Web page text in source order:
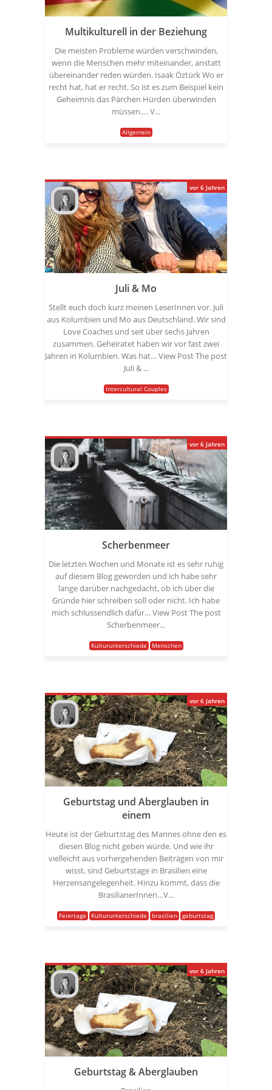
Multikulturell in der Beziehung
Die meisten Probleme würden verschwinden,
wenn die Menschen mehr miteinander, anstatt
übereinander reden würden. Isaak Öztürk Wo er
recht hat, hat er recht. So ist es zum Beispiel kein
Geheimnis das Pärchen Hürden überwinden
müssen.… V...
Allgemein
Juli & Mo
Stellt euch doch kurz meinen LeserInnen vor. Juli
aus Kolumbien und Mo aus Deutschland. Wir sind
Love Coaches und seit über sechs Jahren
zusammen. Geheiratet haben wir vor fast zwei
Jahren in Kolumbien. Was hat… View Post The post
Juli & ...
Intercultural Couples
vor 6 Jahren
Scherbenmeer
Die letzten Wochen und Monate ist es sehr ruhig
auf diesem Blog geworden und ich habe sehr
lange darüber nachgedacht, ob ich über die
Gründe hier schreiben soll oder nicht. Ich habe
mich schlussendlich dafür… View Post The post
Scherbenmeer...
Kulturunterschiede Menschen
vor 6 Jahren
Geburtstag und Aberglauben in
einem
Heute ist der Geburtstag des Mannes ohne den es
diesen Blog nicht geben würde. Und wie ihr
vielleicht aus vorhergehenden Beiträgen von mir
wisst, sind Geburtstage in Brasilien eine
Herzensangelegenheit. Hinzu kommt, dass die
BrasilianerInnen…V...
Feiertage Kulturunterschiede brasilien geburtstag
vor 6 Jahren
Geburtstag & Aberglauben
vor 6 Jahren